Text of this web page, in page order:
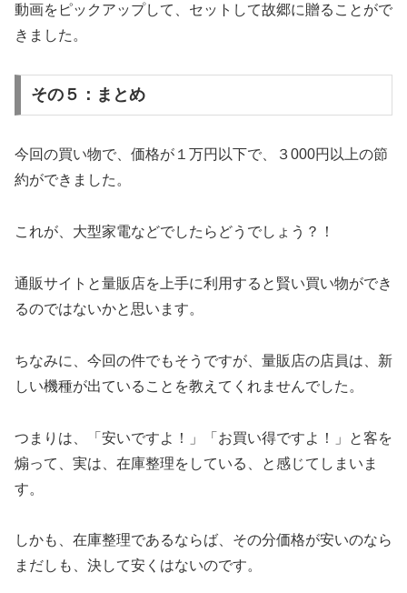
動画をピックアップして、セットして故郷に贈ることがで
きました。
その５：まとめ
今回の買い物で、価格が１万円以下で、３000円以上の節
約ができました。
これが、大型家電などでしたらどうでしょう？！
通販サイトと量販店を上手に利用すると賢い買い物ができ
るのではないかと思います。
ちなみに、今回の件でもそうですが、量販店の店員は、新
しい機種が出ていることを教えてくれませんでした。
つまりは、「安いですよ！」「お買い得ですよ！」と客を
煽って、実は、在庫整理をしている、と感じてしまいま
す。
しかも、在庫整理であるならば、その分価格が安いのなら
まだしも、決して安くはないのです。